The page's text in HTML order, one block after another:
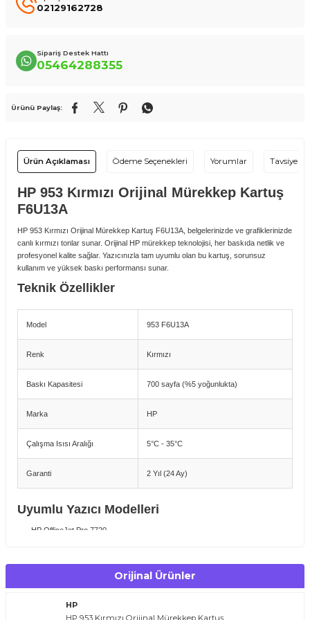
02129162728
Sipariş Destek Hattı
05464288355
Ürünü Paylaş:
Ürün Açıklaması Ödeme Seçenekleri Yorumlar Tavsiye Et
HP 953 Kırmızı Orijinal Mürekkep Kartuş
F6U13A
HP 953 Kırmızı Orijinal Mürekkep Kartuş F6U13A, belgelerinizde ve grafiklerinizde
canlı kırmızı tonlar sunar. Orijinal HP mürekkep teknolojisi, her baskıda netlik ve
profesyonel kalite sağlar. Yazıcınızla tam uyumlu olan bu kartuş, sorunsuz
kullanım ve yüksek baskı performansı sunar.
Teknik Özellikler
Model 953 F6U13A
Renk Kırmızı
Baskı Kapasitesi 700 sayfa (%5 yoğunlukta)
Marka HP
Çalışma Isısı Aralığı 5°C - 35°C
Garanti 2 Yıl (24 Ay)
Uyumlu Yazıcı Modelleri
HP OfficeJet Pro 7720
HP OfficeJet Pro 8715
HP OfficeJet Pro 8720
Orijinal Ürünler
HP
HP 953 Kırmızı Orijinal Mürekkep Kartuş